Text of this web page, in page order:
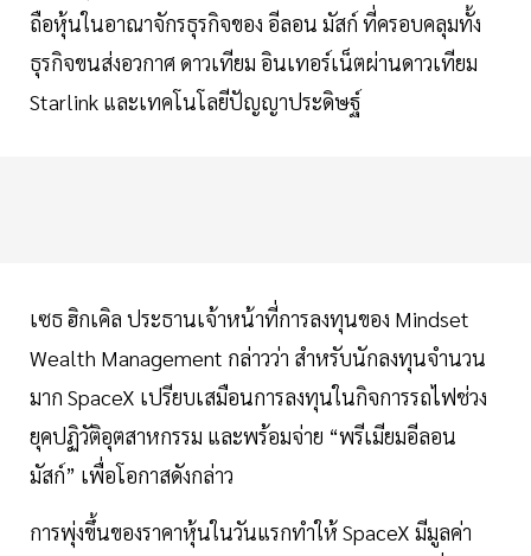
ถือหุ้นในอาณาจักรธุรกิจของ อีลอน มัสก์ ที่ครอบคลุมทั้ง
ธุรกิจขนส่งอวกาศ ดาวเทียม อินเทอร์เน็ตผ่านดาวเทียม
Starlink และเทคโนโลยีปัญญาประดิษฐ์
เซธ ฮิกเคิล ประธานเจ้าหน้าที่การลงทุนของ Mindset
Wealth Management กล่าวว่า สำหรับนักลงทุนจำนวน
มาก SpaceX เปรียบเสมือนการลงทุนในกิจการรถไฟช่วง
ยุคปฏิวัติอุตสาหกรรม และพร้อมจ่าย “พรีเมียมอีลอน
มัสก์” เพื่อโอกาสดังกล่าว
การพุ่งขึ้นของราคาหุ้นในวันแรกทำให้ SpaceX มีมูลค่า